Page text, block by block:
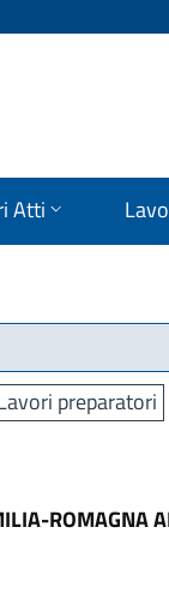
Atti
preparatori
ROMAGNA